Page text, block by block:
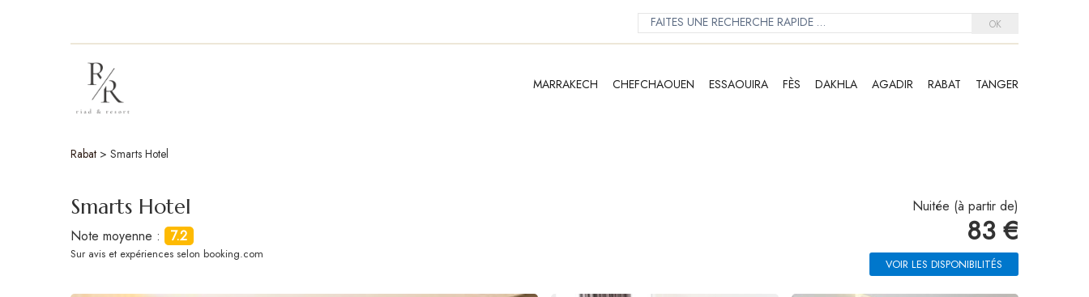
OK
MARRAKECH CHEFCHAOUEN ESSAOUIRA FÈS DAKHLA AGADIR RABAT TANGER
Rabat > Smarts Hotel
Smarts Hotel
Note moyenne : 7.2
Sur avis et expériences selon booking.com
Nuitée (à partir de)
83 €
VOIR LES DISPONIBILITÉS